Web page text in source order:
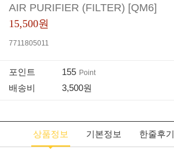
AIR PURIFIER (FILTER) [QM6]
15,500원
7711805011
포인트 155 Point
배송비 3,500원
상품정보 기본정보 한줄후기